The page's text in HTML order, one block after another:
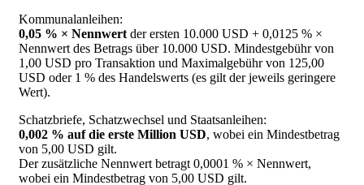
Kommunalanleihen:
0,05 % × Nennwertder ersten 10.000 USD + 0,0125 % ×
Nennwert des Betrags über 10.000 USD. Mindestgebühr von
1,00 USD pro Transaktion und Maximalgebühr von 125,00
USD oder 1 % des Handelswerts (es gilt der jeweils geringere
Wert).
Schatzbriefe, Schatzwechsel und Staatsanleihen:
0,002 % auf die erste Million USD, wobei ein Mindestbetrag
von 5,00 USD gilt.
Der zusätzliche Nennwert betragt 0,0001 % × Nennwert,
wobei ein Mindestbetrag von 5,00 USD gilt.